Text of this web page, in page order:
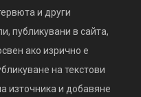
и други
публикувани в сайта,
ако изрично е
на текстови
източника и добавяне